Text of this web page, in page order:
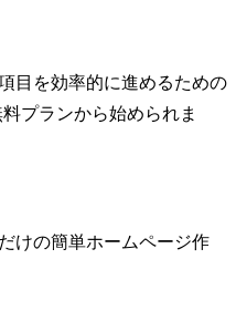
目を効率的に進めるための
プランから始められま
けの簡単ホームページ作